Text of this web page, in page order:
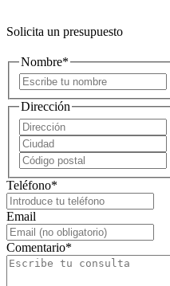
Solicita un presupuesto
Nombre*
Dirección
Teléfono*
Email
Comentario*